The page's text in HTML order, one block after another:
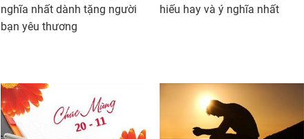
nghĩa nhất dành tặng người
bạn yêu thương
hiếu hay và ý nghĩa nhất